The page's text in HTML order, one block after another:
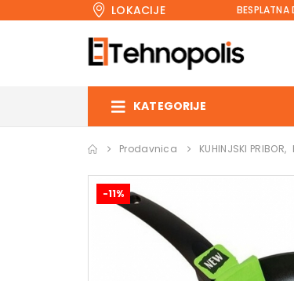
LOKACIJE
KATEGORIJE
Prodavnica KUHINJSKI PRIBOR,
-11%